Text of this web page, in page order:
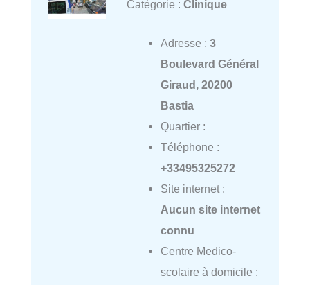
Catégorie : Clinique
Adresse : 3
Boulevard Général
Giraud, 20200
Bastia
Quartier :
Téléphone :
+33495325272
Site internet :
Aucun site internet
connu
Centre Medico-
scolaire à domicile :